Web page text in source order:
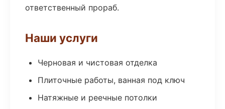
ответственный прораб.
Наши услуги
Черновая и чистовая отделка
Плиточные работы, ванная под ключ
Натяжные и реечные потолки